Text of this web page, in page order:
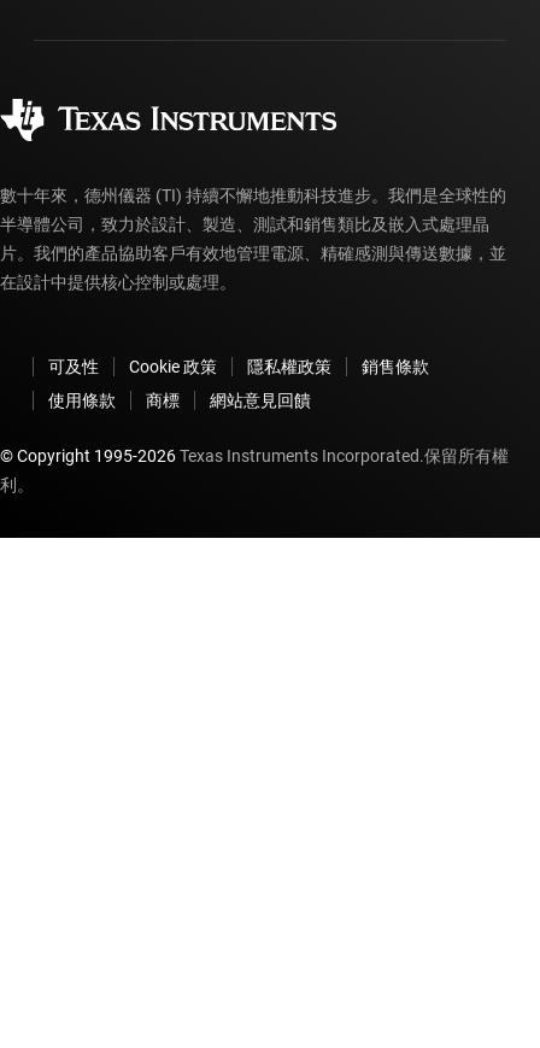
製造
myTI 帳戶常見問題解答
訂購 FAQ
數十年來，德州儀器 (TI) 持續不懈地推動科技進步。我們是全球性的
半導體公司，致力於設計、製造、測試和銷售類比及嵌入式處理晶
片。我們的產品協助客戶有效地管理電源、精確感測與傳送數據，並
在設計中提供核心控制或處理。
可及性 Cookie 政策 隱私權政策
銷售條款
使用條款
商標 網站意見回饋
© Copyright 1995-2026Texas Instruments Incorporated.保留所有權
利。